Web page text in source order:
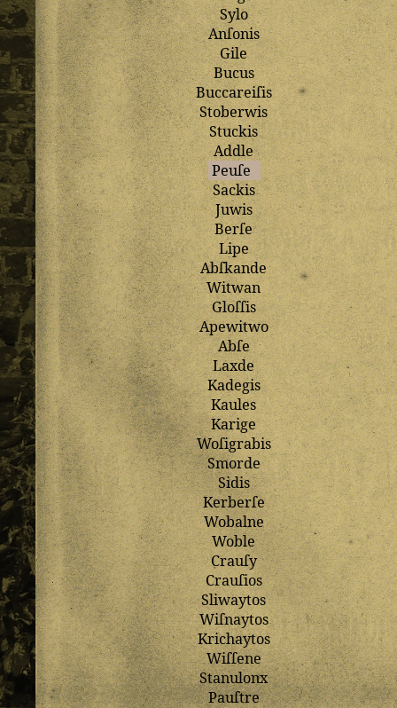
Sylo
Anſonis
Gile
Bucus
Buccareiſis
Stoberwis
Stuckis
Addle
Peuſe
Sackis
Juwis
Berſe
Lipe
Abſkande
Witwan
Gloſſis
Apewitwo
Abſe
Laxde
Kadegis
Kaules
Karige
Woſigrabis
Smorde
Sidis
Kerberſe
Wobalne
Woble
Crauſy
Crauſios
Sliwaytos
Wiſnaytos
Krichaytos
Wiſſene
Stanulonx
Pauſtre